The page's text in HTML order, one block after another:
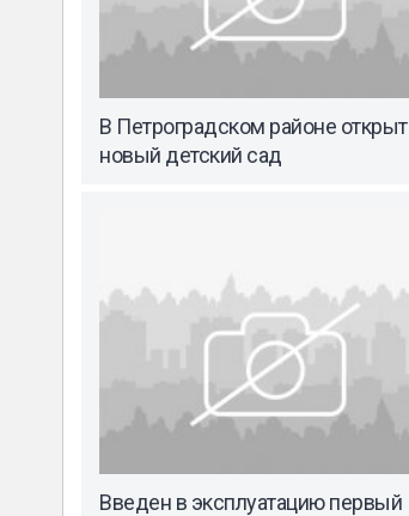
В Петроградском районе открыт
новый детский сад
Введен в эксплуатацию первый